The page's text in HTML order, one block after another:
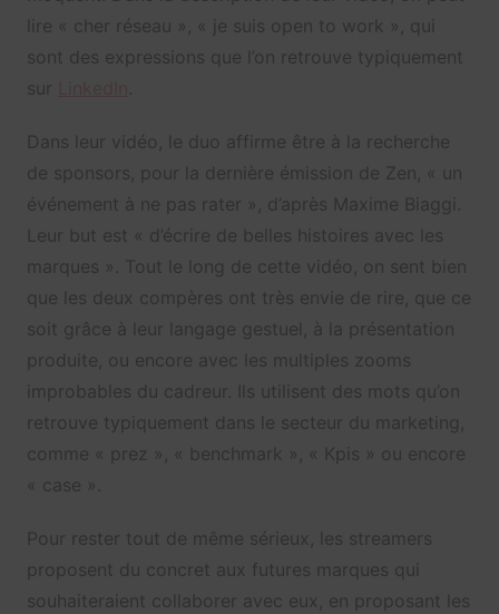
lire « cher réseau », « je suis open to work », qui
sont des expressions que l’on retrouve typiquement
sur
Dans leur vidéo, le duo affirme être à la recherche
de sponsors, pour la dernière émission de Zen, « un
événement à ne pas rater », d’après Maxime Biaggi.
Leur but est « d’écrire de belles histoires avec les
marques ». Tout le long de cette vidéo, on sent bien
que les deux compères ont très envie de rire, que ce
soit grâce à leur langage gestuel, à la présentation
produite, ou encore avec les multiples zooms
improbables du cadreur. Ils utilisent des mots qu’on
retrouve typiquement dans le secteur du marketing,
comme « prez », « benchmark », « Kpis » ou encore
« case ».
Pour rester tout de même sérieux, les streamers
proposent du concret aux futures marques qui
souhaiteraient collaborer avec eux, en proposant les